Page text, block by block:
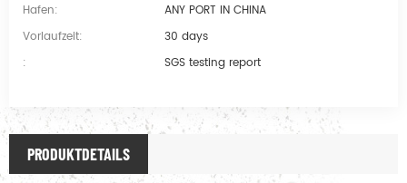
Hafen:
ANY PORT IN CHINA
Vorlaufzeit:
30 days
:
SGS testing report
PRODUKTDETAILS